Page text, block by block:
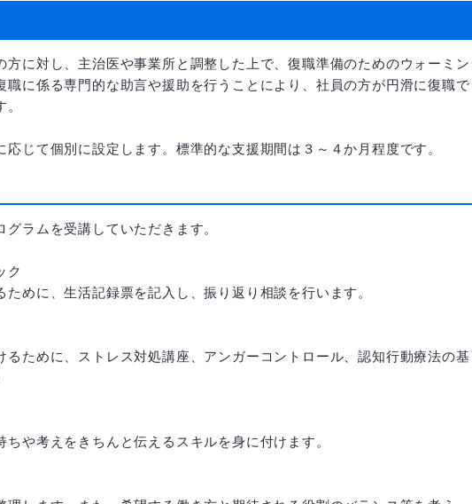
方に対し、主治医や事業所と調整した上で、復職準備のためのウォーミ
に係る専門的な助言や援助を行うことにより、社員の方が円滑に復職
じて個別に設定します。標準的な支援期間は３～４か月程度です。
ラムを受講していただきます。
ク
めに、生活記録票を記入し、振り返り相談を行います。
るために、ストレス対処講座、アンガーコントロール、認知行動療法の基
や考えをきちんと伝えるスキルを身に付けます。